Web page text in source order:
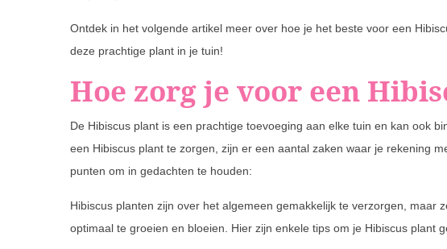
Ontdek in het volgende artikel meer over hoe je het beste voor een
deze prachtige plant in je tuin!
Hoe zorg je voor een
De Hibiscus plant is een prachtige toevoeging aan elke tuin en kan ook
een Hibiscus plant te zorgen, zijn er een aantal zaken waar je rekening
punten om in gedachten te houden:
Hibiscus planten zijn over het algemeen gemakkelijk te verzorgen, maar
optimaal te groeien en bloeien. Hier zijn enkele tips om je Hibiscus plant